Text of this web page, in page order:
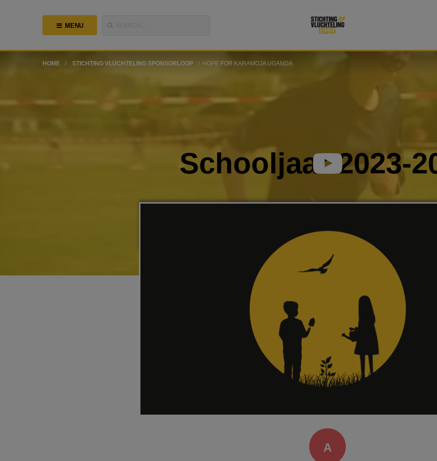
MENU
HOME STICHTING VLUCHTELING SPONSORLOOP HOPE FOR KARAMOJA UGANDA
A